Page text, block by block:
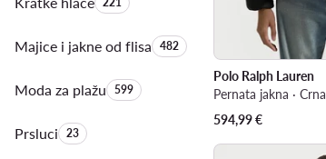
Majice i jakne od flisaKoličina proizvoda:
482
Moda za plažuKoličina proizvoda:
599
PrsluciKoličina proizvoda:
23
Polo Ralph Lauren
Pernata jakna · Crna
594,99€